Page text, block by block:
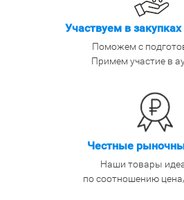
Участвуем в
Поможем с
Примем участие в
Честные
Наши товары
по соотношению